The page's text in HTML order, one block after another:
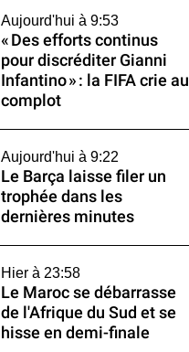
Aujourd'hui à 9:53
« Des efforts continus
pour discréditer Gianni
Infantino » : la FIFA crie au
complot
Aujourd'hui à 9:22
Le Barça laisse filer un
trophée dans les
dernières minutes
Hier à 23:58
Le Maroc se débarrasse
de l'Afrique du Sud et se
hisse en demi-finale